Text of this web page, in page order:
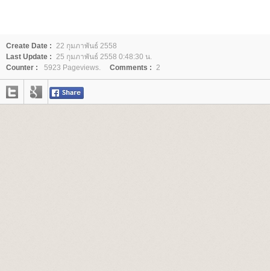
Create Date : 22 กุมภาพันธ์ 2558
Last Update : 25 กุมภาพันธ์ 2558 0:48:30 น.
Counter :
5923 Pageviews. Comments : 2